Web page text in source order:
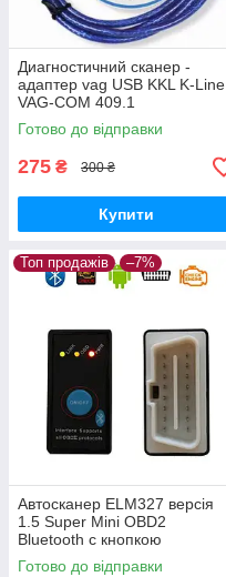
Диагностичний сканер -
адаптер vag USB KKL K-Line
VAG-COM 409.1
Готово до відправки
275 ₴ 300 ₴
Купити
Топ продажів –7%
Автосканер ELM327 версія
1.5 Super Mini OBD2
Bluetooth c кнопкою
вимикання, чіп PIC18F25K80
Готово до відправки